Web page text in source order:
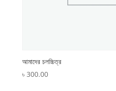
আমাদের চলচ্চিত্র
৳ 300.00